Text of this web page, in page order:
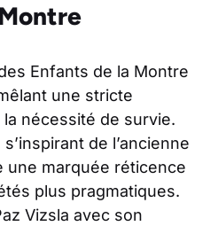
Enfants de la Montre
une stricte
nécessité de survie.
de l’ancienne
une marquée réticence
plus pragmatiques.
Vizsla avec son